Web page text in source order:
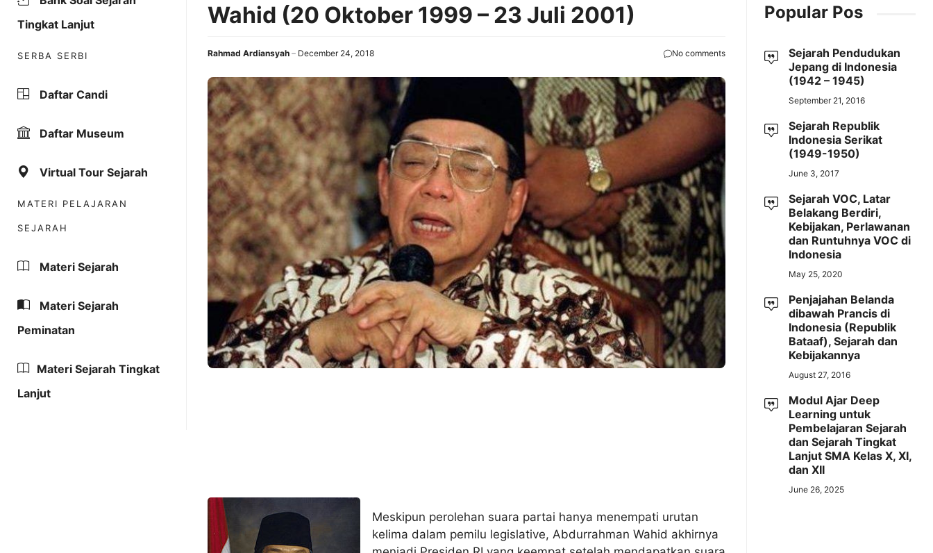
Wahid (20 Oktober 1999 – 23 Juli 2001)
Rahmad Ardiansyah December 24, 2018 No comments
Meskipun perolehan suara partai hanya menempati urutan
kelima dalam pemilu legislative, Abdurrahman Wahid akhirnya
Tingkat Lanjut
SERBA SERBI
Daftar Candi
Daftar Museum
Virtual Tour Sejarah
MATERI PELAJARAN
SEJARAH
Materi Sejarah
Materi Sejarah
Peminatan
Materi Sejarah Tingkat
Lanjut
Popular Pos
Sejarah Pendudukan
Jepang di Indonesia
(1942 – 1945)
September 21, 2016
Sejarah Republik
Indonesia Serikat
(1949-1950)
June 3, 2017
Sejarah VOC, Latar
Belakang Berdiri,
Kebijakan, Perlawanan
dan Runtuhnya VOC di
Indonesia
May 25, 2020
Penjajahan Belanda
dibawah Prancis di
Indonesia (Republik
Bataaf), Sejarah dan
Kebijakannya
August 27, 2016
Modul Ajar Deep
Learning untuk
Pembelajaran Sejarah
dan Sejarah Tingkat
Lanjut SMA Kelas X, XI,
dan XII
June 26, 2025